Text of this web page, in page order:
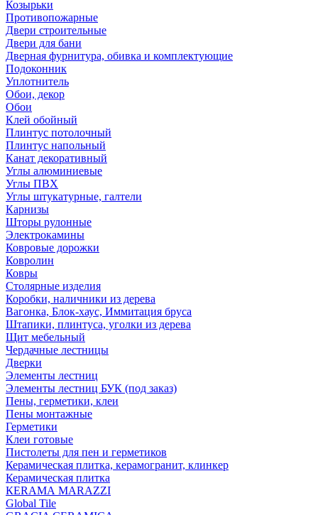
Козырьки
Противопожарные
Двери строительные
Двери для бани
Дверная фурнитура, обивка и комплектующие
Подоконник
Уплотнитель
Обои, декор
Обои
Клей обойный
Плинтус потолочный
Плинтус напольный
Канат декоративный
Углы алюминиевые
Углы ПВХ
Углы штукатурные, галтели
Карнизы
Шторы рулонные
Электрокамины
Ковровые дорожки
Ковролин
Ковры
Столярные изделия
Коробки, наличники из дерева
Вагонка, Блок-хаус, Иммитация бруса
Штапики, плинтуса, уголки из дерева
Щит мебельный
Чердачные лестницы
Дверки
Элементы лестниц
Элементы лестниц БУК (под заказ)
Пены, герметики, клеи
Пены монтажные
Герметики
Клеи готовые
Пистолеты для пен и герметиков
Керамическая плитка, керамогранит, клинкер
Керамическая плитка
КЕRАМА MARAZZI
Global Tile